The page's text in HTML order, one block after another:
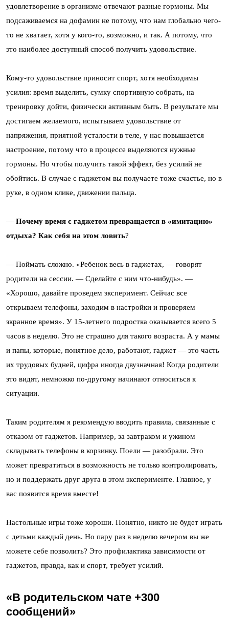
удовлетворение в организме отвечают разные гормоны. Мы
подсаживаемся на дофамин не потому, что нам глобально чего-
то не хватает, хотя у кого-то, возможно, и так. А потому, что
это наиболее доступный способ получить удовольствие.
Кому-то удовольствие приносит спорт, хотя необходимы
усилия: время выделить, сумку спортивную собрать, на
тренировку дойти, физически активным быть. В результате мы
достигаем желаемого, испытываем удовольствие от
напряжения, приятной усталости в теле, у нас повышается
настроение, потому что в процессе выделяются нужные
гормоны. Но чтобы получить такой эффект, без усилий не
обойтись. В случае с гаджетом вы получаете тоже счастье, но в
руке, в одном клике, движении пальца.
— Почему время с гаджетом превращается в «имитацию»
отдыха? Как себя на этом ловить?
— Поймать сложно. «Ребенок весь в гаджетах, — говорят
родители на сессии. — Сделайте с ним что-нибудь». —
«Хорошо, давайте проведем эксперимент. Сейчас все
открываем телефоны, заходим в настройки и проверяем
экранное время». У 15-летнего подростка оказывается всего 5
часов в неделю. Это не страшно для такого возраста. А у мамы
и папы, которые, понятное дело, работают, гаджет — это часть
их трудовых будней, цифра иногда двузначная! Когда родители
это видят, немножко по-другому начинают относиться к
ситуации.
Таким родителям я рекомендую вводить правила, связанные с
отказом от гаджетов. Например, за завтраком и ужином
складывать телефоны в корзинку. Поели — разобрали. Это
может превратиться в возможность не только контролировать,
но и поддержать друг друга в этом эксперименте. Главное, у
вас появится время вместе!
Настольные игры тоже хороши. Понятно, никто не будет играть
с детьми каждый день. Но пару раз в неделю вечером вы же
можете себе позволить? Это профилактика зависимости от
гаджетов, правда, как и спорт, требует усилий.
«В родительском чате +300
сообщений»